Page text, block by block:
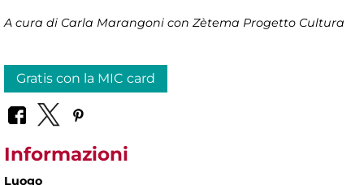
A cura di Carla Marangoni con Zètema Progetto Cultura
Gratis con la MIC card
Informazioni
Luogo